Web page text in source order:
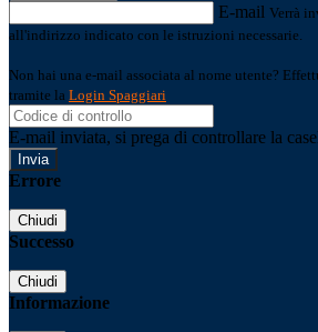
E-mail Verrà
all'indirizzo indicato con le istruzioni necessarie.
Non hai una e-mail associata al nome utente?
tramite la Login Spaggiari
E-mail inviata, si prega di controllare la
Errore
Chiudi
Successo
Chiudi
Informazione